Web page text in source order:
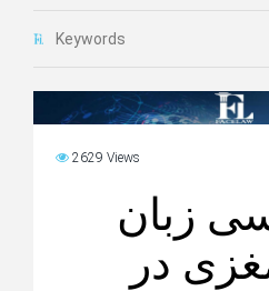
Keywords
2629 Views
زبان
در